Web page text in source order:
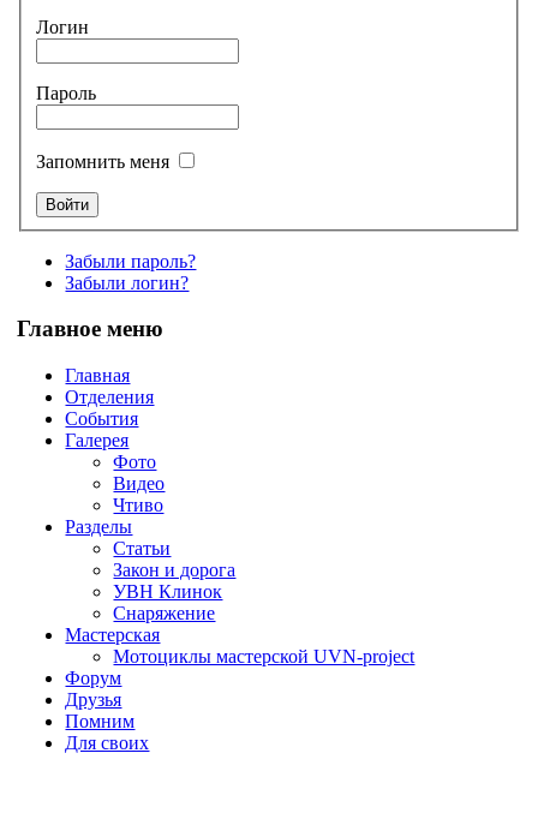
Логин
Пароль
Запомнить меня
Забыли пароль?
Забыли логин?
Главное меню
Главная
Отделения
События
Галерея
Фото
Видео
Чтиво
Разделы
Статьи
Закон и дорога
УВН Клинок
Снаряжение
Мастерская
Мотоциклы мастерской UVN-project
Форум
Друзья
Помним
Для своих